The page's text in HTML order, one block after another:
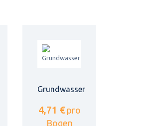
Grundwasser
4,71 € pro
Bogen